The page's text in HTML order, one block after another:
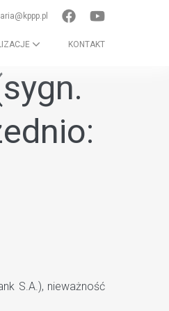
KONTAKT
S.A.), nieważność